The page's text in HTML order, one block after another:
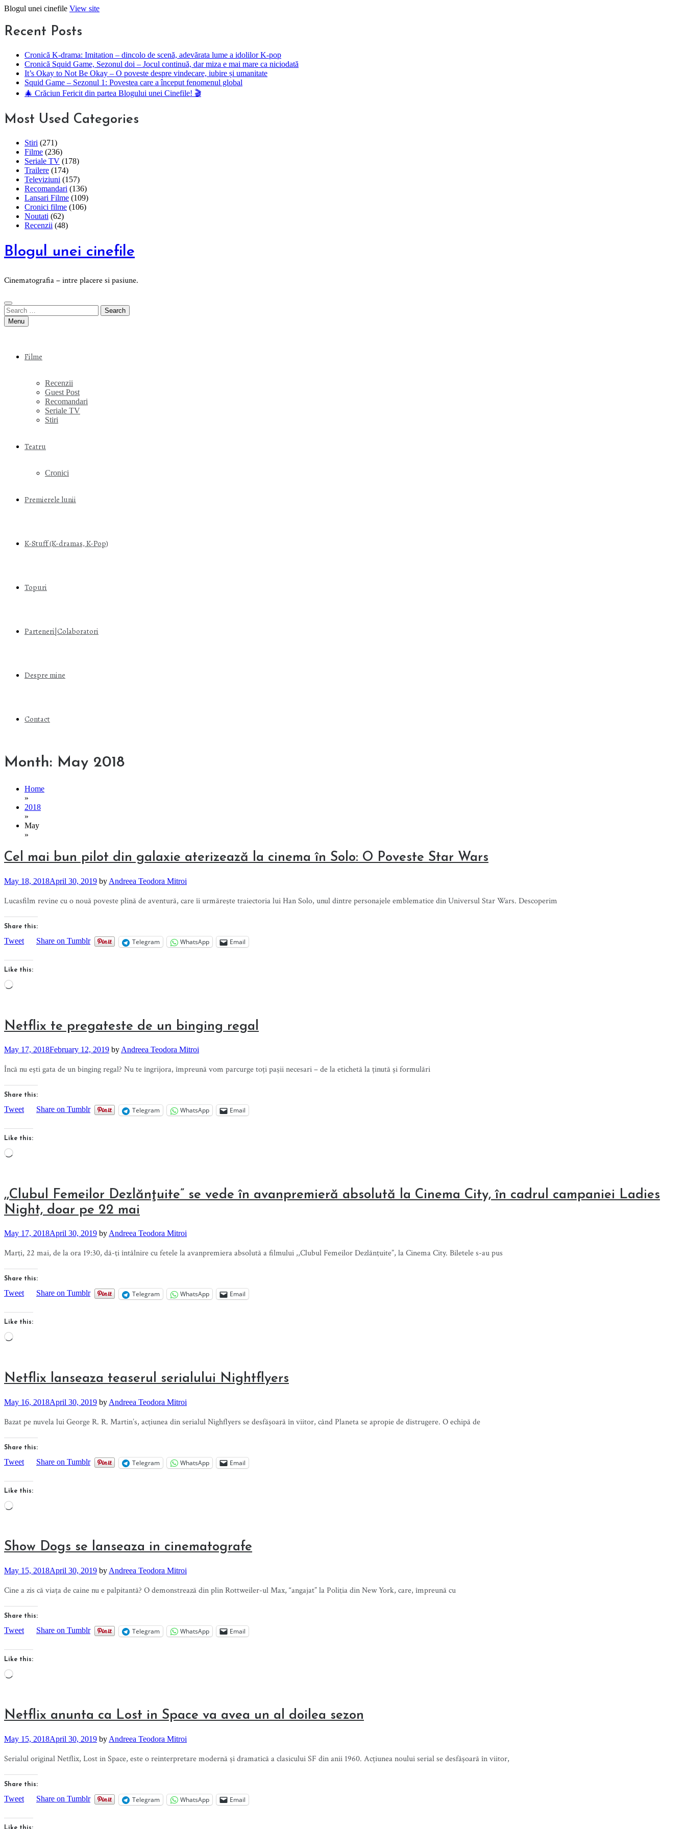
Skip
content
Blogul unei cinefile View site
Recent Posts
Cronică K-drama: Imitation – dincolo de scenă, adevărata lume a idolilor K-pop
Cronică Squid Game, Sezonul doi – Jocul continuă, dar miza e mai mare ca niciodată
It’s Okay to Not Be Okay – O poveste despre vindecare, iubire și umanitate
Squid Game – Sezonul 1: Povestea care a început fenomenul global
🎄 Crăciun Fericit din partea Blogului unei Cinefile! 🎬
Most Used Categories
Stiri (271)
Filme (236)
Seriale TV (178)
Trailere (174)
Televiziuni (157)
Recomandari (136)
Lansari Filme (109)
Cronici filme (106)
Noutati (62)
Recenzii (48)
Blogul unei cinefile
Cinematografia – intre placere si pasiune.
Search
for:Menu
Filme
Recenzii
Guest Post
Recomandari
Seriale TV
Stiri
Teatru
Cronici
Premierele lunii
K-Stuff (K-dramas, K-Pop)
Topuri
Parteneri|Colaboratori
Despre mine
Contact
Month: May 2018
Home
»
2018
»
May
»
Cel mai bun pilot din galaxie aterizează la cinema în Solo: O Poveste Star Wars
May 18, 2018April 30, 2019 by Andreea Teodora Mitroi
Lucasfilm revine cu o nouă poveste plină de aventură, care îi urmăreşte traiectoria lui Han Solo, unul dintre personajele emblematice din Universul Star Wars. Descoperim
Share this:
Tweet Share on Tumblr Telegram WhatsApp Email
Like this:
Loading…
Netflix te pregateste de un binging regal
May 17, 2018February 12, 2019 by Andreea Teodora Mitroi
Încă nu ești gata de un binging regal? Nu te îngrijora, împreună vom parcurge toți pașii necesari – de la etichetă la ținută și formulări
Share this:
Tweet Share on Tumblr Telegram WhatsApp Email
Like this:
Loading…
,,Clubul Femeilor Dezlănţuite” se vede în avanpremieră absolută la Cinema City, în cadrul campaniei Ladies
Night, doar pe 22 mai
May 17, 2018April 30, 2019 by Andreea Teodora Mitroi
Marţi, 22 mai, de la ora 19:30, dă-ţi întâlnire cu fetele la avanpremiera absolută a filmului ,,Clubul Femeilor Dezlănţuite”, la Cinema City. Biletele s-au pus
Share this:
Tweet Share on Tumblr Telegram WhatsApp Email
Like this:
Loading…
Netflix lanseaza teaserul serialului Nightflyers
May 16, 2018April 30, 2019 by Andreea Teodora Mitroi
Bazat pe nuvela lui George R. R. Martin’s, acțiunea din serialul Nighflyers se desfășoară în viitor, când Planeta se apropie de distrugere. O echipă de
Share this:
Tweet Share on Tumblr Telegram WhatsApp Email
Like this:
Loading…
Show Dogs se lanseaza in cinematografe
May 15, 2018April 30, 2019 by Andreea Teodora Mitroi
Cine a zis că viața de caine nu e palpitantă? O demonstrează din plin Rottweiler-ul Max, “angajat” la Poliţia din New York, care, împreună cu
Share this:
Tweet Share on Tumblr Telegram WhatsApp Email
Like this:
Loading…
Netflix anunta ca Lost in Space va avea un al doilea sezon
May 15, 2018April 30, 2019 by Andreea Teodora Mitroi
Serialul original Netflix, Lost in Space, este o reinterpretare modernă și dramatică a clasicului SF din anii 1960. Acțiunea noului serial se desfășoară în viitor,
Share this:
Tweet Share on Tumblr Telegram WhatsApp Email